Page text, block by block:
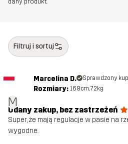
Filtruj i sortuj
M
Marcelina D. Sprawdzony
Rozmiary: 168cm, 72kg
Udany zakup, bez zastrzeżeń
Super, że mają regulacje w pasie na
wygodne.